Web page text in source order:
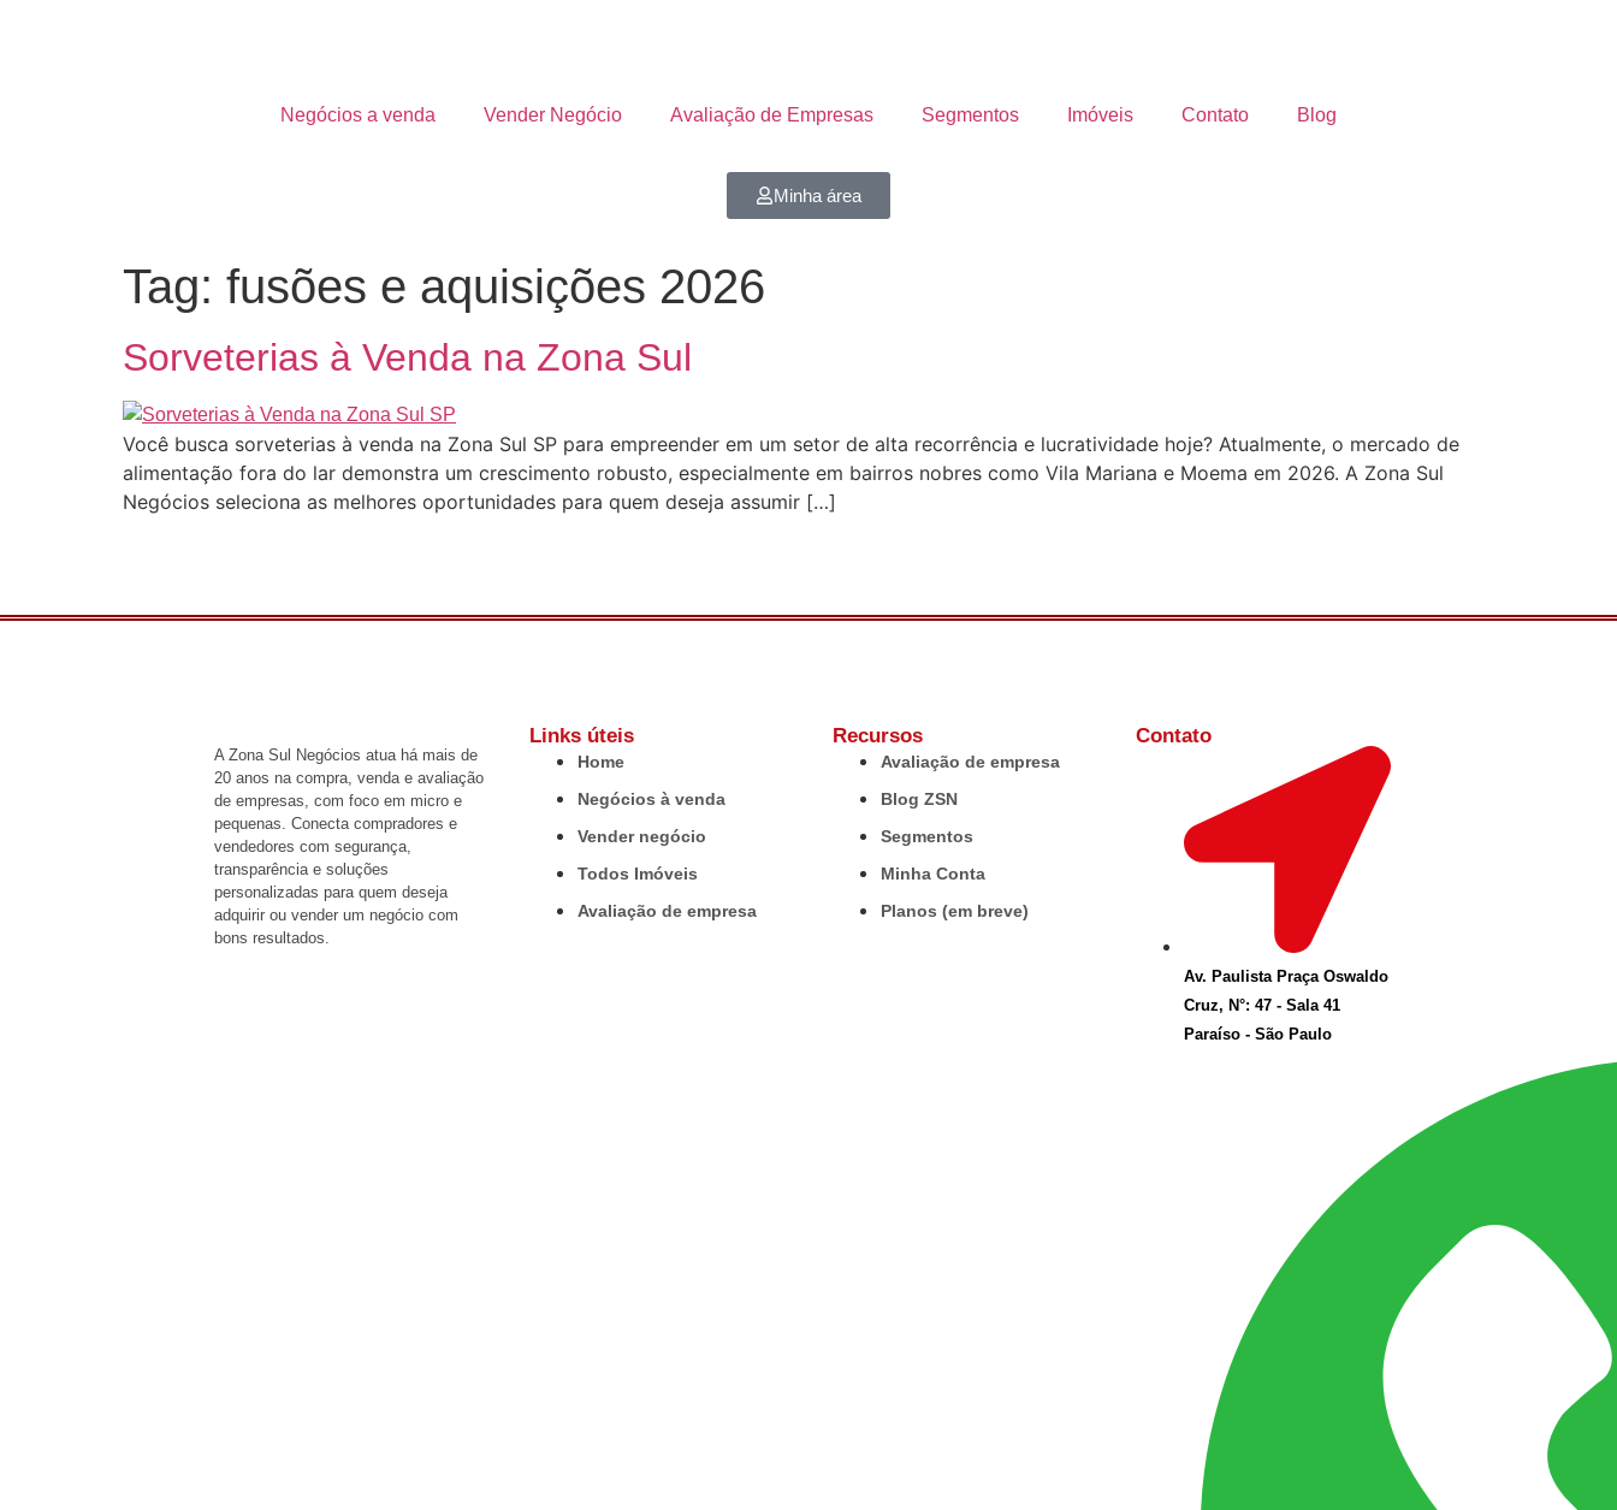
Negócios a venda Vender Negócio Avaliação de Empresas Segmentos Imóveis Contato Blog
Minha área
Tag: fusões e aquisições 2026
Sorveterias à Venda na Zona Sul
Você busca sorveterias à venda na Zona Sul SP para empreender em um setor de alta recorrência e lucratividade hoje? Atualmente, o mercado de
alimentação fora do lar demonstra um crescimento robusto, especialmente em bairros nobres como Vila Mariana e Moema em 2026. A Zona Sul
Negócios seleciona as melhores oportunidades para quem deseja assumir […]
A Zona Sul Negócios atua há mais de
20 anos na compra, venda e avaliação
de empresas, com foco em micro e
pequenas. Conecta compradores e
vendedores com segurança,
transparência e soluções
personalizadas para quem deseja
adquirir ou vender um negócio com
bons resultados.
Links úteis
Home
Negócios à venda
Vender negócio
Todos Imóveis
Avaliação de empresa
Recursos
Avaliação de empresa
Blog ZSN
Segmentos
Minha Conta
Planos (em breve)
Contato
Av. Paulista Praça Oswaldo
Cruz, N°: 47 - Sala 41
Paraíso - São Paulo